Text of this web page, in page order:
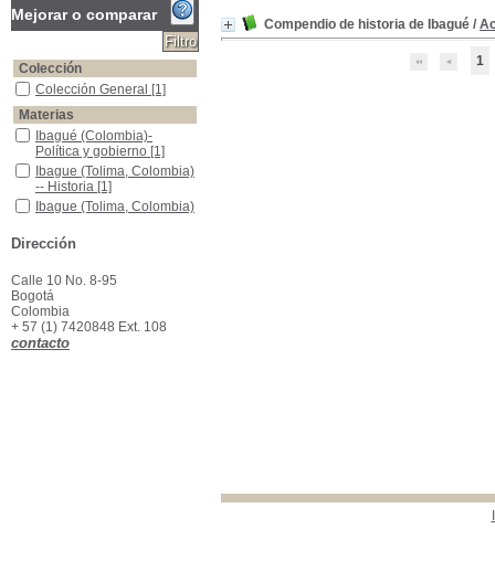
Compendio de historia de Ibagué /
1
Mejorar o comparar
Colección
Colección General
Colección General [1]
Materias
Ibagué (Colombia)-Política y gobierno
Ibagué (Colombia)-
Política y gobierno [1]
Ibague (Tolima, Colombia) -- Historia
Ibague (Tolima, Colombia)
-- Historia [1]
Ibague (Tolima, Colombia) -- Vida social y costumbres
Ibague (Tolima, Colombia)
costumbres
[1]
Dirección
Calle 10 No. 8-95
Bogotá
Colombia
+ 57 (1) 7420848 Ext. 108
contacto